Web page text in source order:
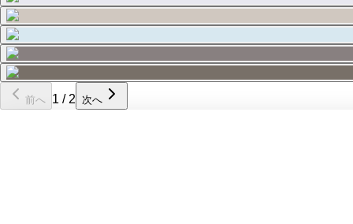
前へ 1 / 2 次へ